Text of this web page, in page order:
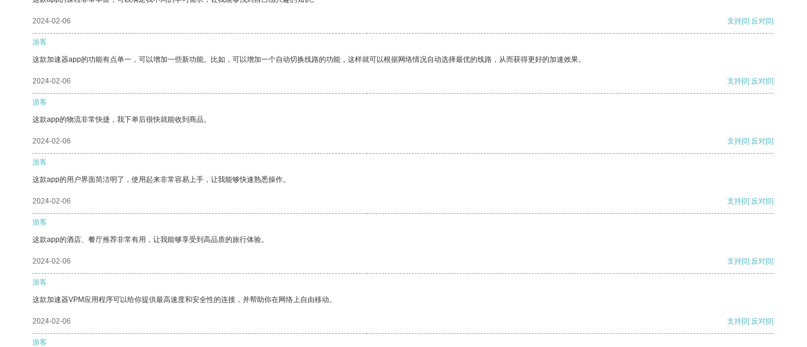
2024-02-06 支持[0] 反对[0]
游客
这款加速器app的功能有点单一，可以增加一些新功能。比如，可以增加一个自动切换线路的功能，这样就可以根据网络情况自动选择最优的线路，从而获得更好的加速效果。
2024-02-06 支持[0] 反对[0]
游客
这款app的物流非常快捷，我下单后很快就能收到商品。
2024-02-06 支持[0] 反对[0]
游客
这款app的用户界面简洁明了，使用起来非常容易上手，让我能够快速熟悉操作。
2024-02-06 支持[0] 反对[0]
游客
这款app的酒店、餐厅推荐非常有用，让我能够享受到高品质的旅行体验。
2024-02-06 支持[0] 反对[0]
游客
这款加速器VPM应用程序可以给你提供最高速度和安全性的连接，并帮助你在网络上自由移动。
2024-02-06 支持[0] 反对[0]
游客